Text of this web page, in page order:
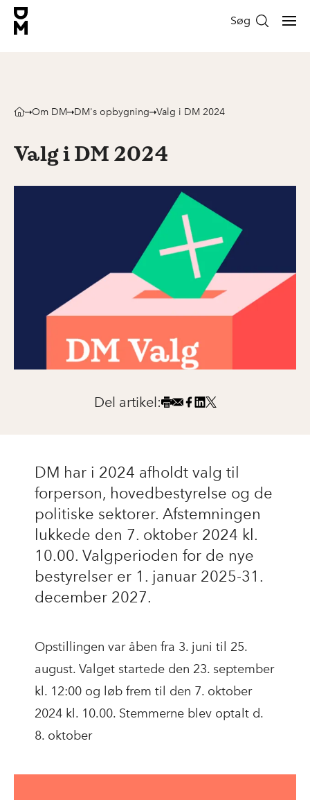
Søg
Om DM DM's opbygning Valg i DM 2024
Valg i DM 2024
Del artikel:
DM har i 2024 afholdt valg til
forperson, hovedbestyrelse og de
politiske sektorer. Afstemningen
lukkede den 7. oktober 2024 kl.
10.00. Valgperioden for de nye
bestyrelser er 1. januar 2025-31.
december 2027.
Opstillingen var åben fra 3. juni til 25.
august. Valget startede den 23. september
kl. 12:00 og løb frem til den 7. oktober
2024 kl. 10.00. Stemmerne blev optalt d.
8. oktober